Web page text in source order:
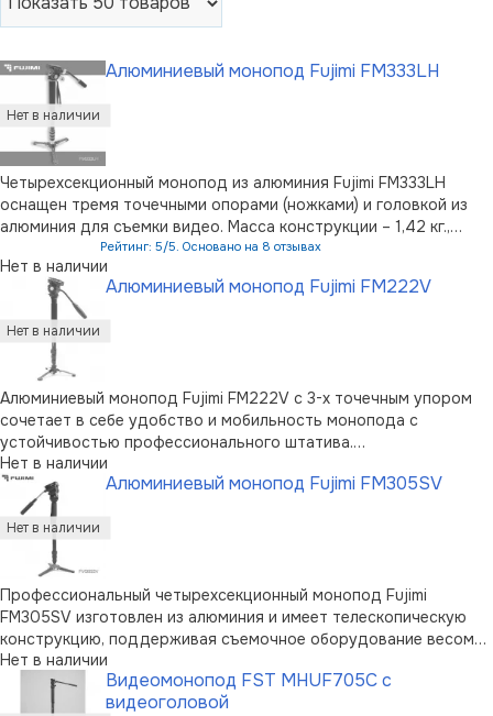
Алюминиевый монопод Fujimi FM333LH
Четырехсекционный монопод из алюминия Fujimi FM333LH
оснащен тремя точечными опорами (ножками) и головкой из
алюминия для съемки видео. Масса конструкции – 1,42 кг.,
максимальный диаметр – 32 мм., максимальная нагрузка – 6 кг.
Высота в сложенном состоянии – 640 мм., в разложенном –
1660 мм. Ф …
Рейтинг: 5/5. Основано на 8 отзывах
Нет в наличии
Алюминиевый монопод Fujimi FM222V
Алюминиевый монопод Fujimi FM222V с 3-х точечным упором
сочетает в себе удобство и мобильность монопода с
устойчивостью профессионального штатива.
Четырехсекционный монопод поддерживает оборудование
весом до 4.5 кг; диапазон раскладывания - от 58 до 147 см.
Монопод оснащен тремя складывающими …
Нет в наличии
Алюминиевый монопод Fujimi FM305SV
Профессиональный четырехсекционный монопод Fujimi
FM305SV изготовлен из алюминия и имеет телескопическую
конструкцию, поддерживая съемочное оборудование весом
до 5 кг на высоте до 165 см. "Изюминкой" монопода является
съемный трехточечный упор, гарантирующий высокую
устойчивость и используемый ка …
Нет в наличии
Видеомонопод FST MHUF705C с
видеоголовой